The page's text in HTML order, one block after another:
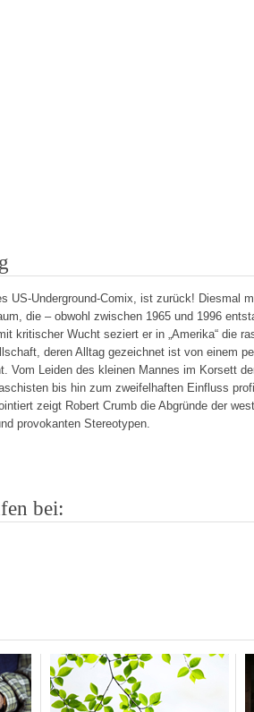
US-Underground-Comix, ist zurück! Diesmal
die – obwohl zwischen 1965 und 1996
kritischer Wucht seziert er in „Amerika“ die
deren Alltag gezeichnet ist von einem
Vom Leiden des kleinen Mannes im Korsett
bis hin zum zweifelhaften Einfluss
zeigt Robert Crumb die Abgründe der
provokanten Stereotypen.
bei: